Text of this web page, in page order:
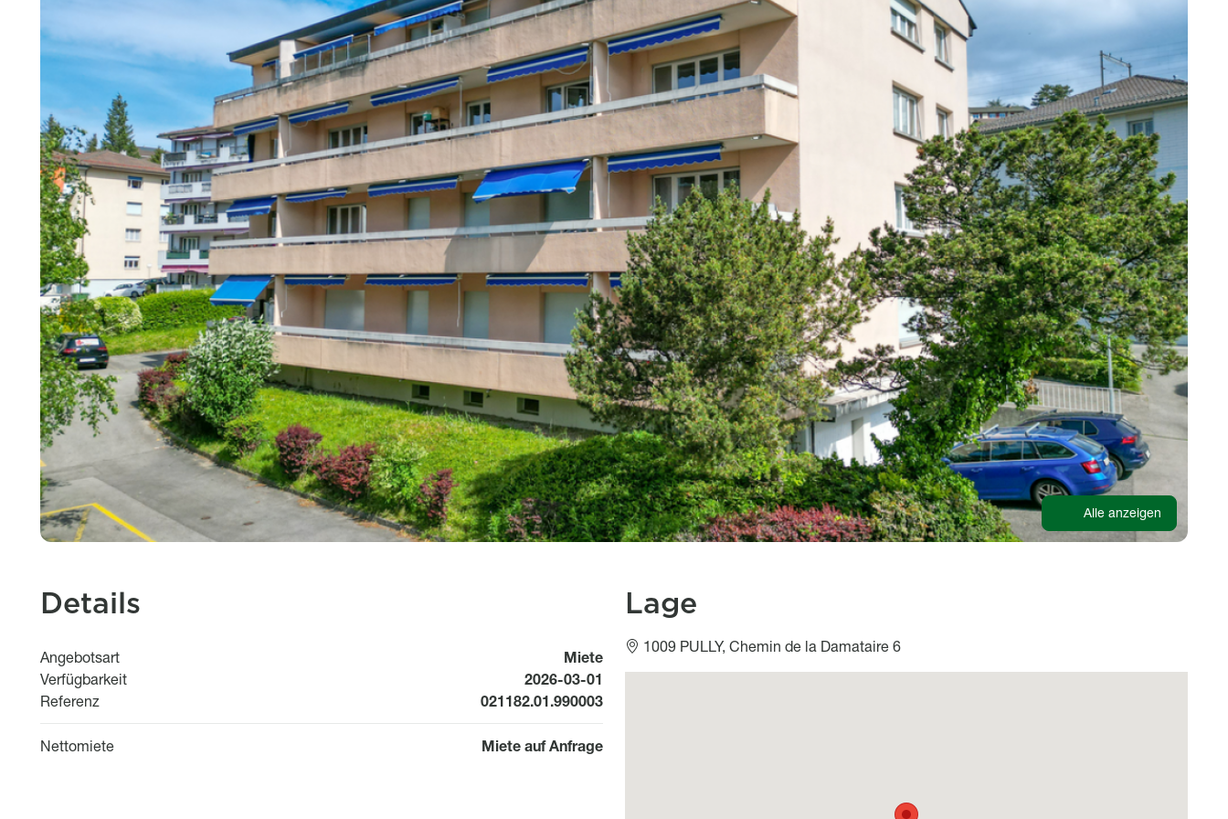
Alle anzeigen
Details
Angebotsart
Miete
Verfügbarkeit
Available from
2026-03-01
Referenz
021182.01.990003
Nettomiete Miete auf Anfrage
Lage
1009 PULLY, Chemin de la Damataire 6